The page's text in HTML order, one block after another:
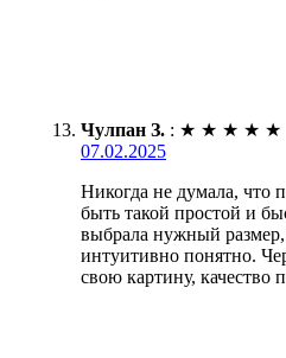
Чулпан З. : ★ ★ ★ ★ ★
07.02.2025
Никогда не думала, что
быть такой простой и
выбрала нужный
интуитивно понятно.
свою картину, качество